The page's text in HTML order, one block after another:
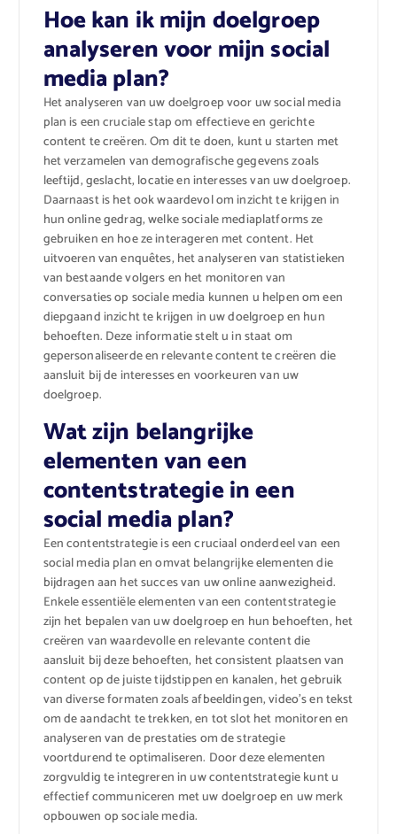
Hoe kan ik mijn doelgroep
analyseren voor mijn social
media plan?
Het analyseren van uw doelgroep voor uw social media
plan is een cruciale stap om effectieve en gerichte
content te creëren. Om dit te doen, kunt u starten met
het verzamelen van demografische gegevens zoals
leeftijd, geslacht, locatie en interesses van uw doelgroep.
Daarnaast is het ook waardevol om inzicht te krijgen in
hun online gedrag, welke sociale mediaplatforms ze
gebruiken en hoe ze interageren met content. Het
uitvoeren van enquêtes, het analyseren van statistieken
van bestaande volgers en het monitoren van
conversaties op sociale media kunnen u helpen om een
diepgaand inzicht te krijgen in uw doelgroep en hun
behoeften. Deze informatie stelt u in staat om
gepersonaliseerde en relevante content te creëren die
aansluit bij de interesses en voorkeuren van uw
doelgroep.
Wat zijn belangrijke
elementen van een
contentstrategie in een
social media plan?
Een contentstrategie is een cruciaal onderdeel van een
social media plan en omvat belangrijke elementen die
bijdragen aan het succes van uw online aanwezigheid.
Enkele essentiële elementen van een contentstrategie
zijn het bepalen van uw doelgroep en hun behoeften, het
creëren van waardevolle en relevante content die
aansluit bij deze behoeften, het consistent plaatsen van
content op de juiste tijdstippen en kanalen, het gebruik
van diverse formaten zoals afbeeldingen, video’s en tekst
om de aandacht te trekken, en tot slot het monitoren en
analyseren van de prestaties om de strategie
voortdurend te optimaliseren. Door deze elementen
zorgvuldig te integreren in uw contentstrategie kunt u
effectief communiceren met uw doelgroep en uw merk
opbouwen op sociale media.